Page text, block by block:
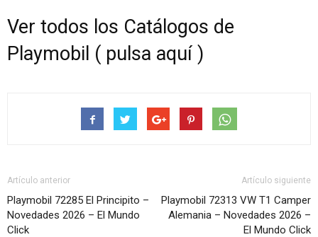
Ver todos los Catálogos de
Playmobil ( pulsa aquí )
Artículo anterior
Playmobil 72285 El Principito –
Novedades 2026 – El Mundo
Click
Artículo siguiente
Playmobil 72313 VW T1 Camper
Alemania – Novedades 2026 –
El Mundo Click